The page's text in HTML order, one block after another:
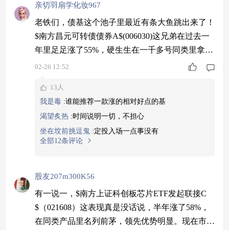
亲切羽扇学化妆967
老铁们，债基这个池子里最近有条大鱼跳出来了！
$南方昌元可转债债券A$(006030)这兄弟在过去一
年里足足涨了55%，硬生生在一千多号同类里拿下
了冠军。它走的路子不太一样，不是死守纯债，而
少。市场气氛转好，它也跟着往上走，最近有点小
回调，倒让人感觉机会是不是来了。但丑话得说在
前头，这种基金的价格变动不会小，可别光看着排
名高就脑子一热。#瑞银大幅上调锂价预测
02-26 12:52
13人
我是毒 :谁能推荐一款涨的相对好点的基
渴望炙热 : 时间说明一切，不担心
坐在坟前挑逗鬼 :定投入场一点事没有
全部12条评论
股友207m300K56
有一说一，$南方上证科创板芯片ETF发起联接C
$（021608）这表现真是没话说，半年涨了58%，
在同类产品里名列前茅，领先优势明显。现在市场